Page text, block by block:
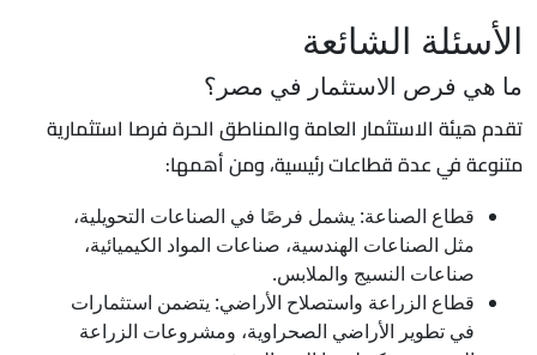
الأسئلة الشائعة
ما هي فرص الاستثمار في مصر؟
تقدم هيئة الاستثمار العامة والمناطق الحرة فرصا استثمارية
متنوعة في عدة قطاعات رئيسية، ومن أهمها:
قطاع الصناعة: يشمل فرصًا في الصناعات التحويلية،
مثل الصناعات الهندسية، صناعات المواد الكيميائية،
صناعات النسيج والملابس.
قطاع الزراعة واستصلاح الأراضي: يتضمن استثمارات
في تطوير الأراضي الصحراوية، ومشروعات الزراعة